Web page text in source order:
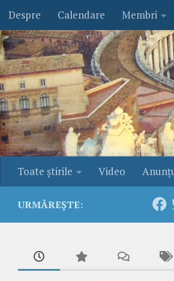
Skip to content
Despre Calendare Membri
Toate ştirile Video
URMĂREȘTE: